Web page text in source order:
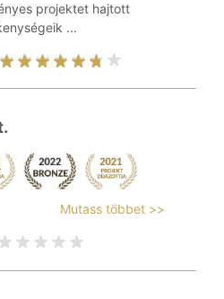
projektet hajtott
...
Mutass többet >>